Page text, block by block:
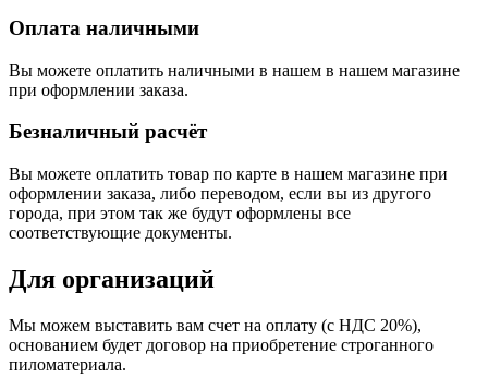
Оплата наличными
Вы можете оплатить наличными в нашем в нашем магазине
при оформлении заказа.
Безналичный расчёт
Вы можете оплатить товар по карте в нашем магазине при
оформлении заказа, либо переводом, если вы из другого
города, при этом так же будут оформлены все
соответствующие документы.
Для организаций
Мы можем выставить вам счет на оплату (с НДС 20%),
основанием будет договор на приобретение строганного
пиломатериала.